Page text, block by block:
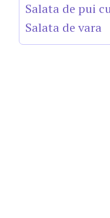
Salata de pui
Salata de vara